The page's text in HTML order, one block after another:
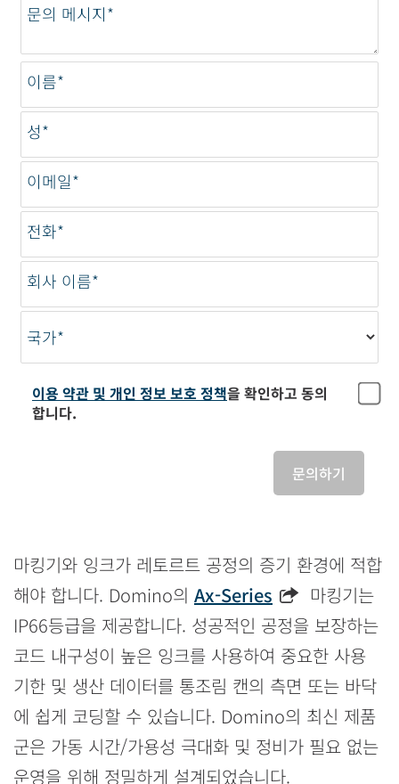
문의 메시지*
이름*
성*
이메일*
전화*
회사 이름*
국가*
이용 약관 및 개인 정보 보호 정책을 확인하고 동의
합니다.
문의하기
마킹기와 잉크가 레토르트 공정의 증기 환경에 적합
해야 합니다. Domino의 Ax-Series
마킹기는
IP66등급을 제공합니다. 성공적인 공정을 보장하는
코드 내구성이 높은 잉크를 사용하여 중요한 사용
기한 및 생산 데이터를 통조림 캔의 측면 또는 바닥
에 쉽게 코딩할 수 있습니다. Domino의 최신 제품
군은 가동 시간/가용성 극대화 및 정비가 필요 없는
운영을 위해 정밀하게 설계되었습니다.